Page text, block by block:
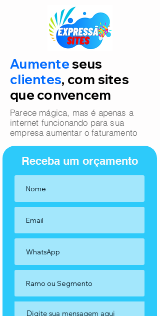
Aumenteseus
clientes, com sites
que convencem
Parece mágica, mas é apenas a
internet funcionando para sua
empresa aumentar o faturamento
Receba um orçamento